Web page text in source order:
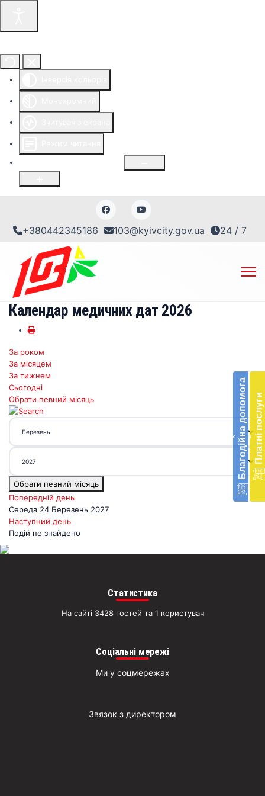
+380442345186 103@kyivcity.gov.ua 24 / 7
‹ Благодійна допомогав
‹ Платні послуги
Календар медичних дат 2026
За роком
За місяцем
За тижнем
Сьогодні
Обрати певний місяць
Обрати певний місяць
Попередній день
Середа 24 Березень 2027
Наступний день
Подій не знайдено
Статистика
На сайті 3428 гостей та 1 користувач
Соціальні мережі
Ми у соцмережах
Звязок з директором